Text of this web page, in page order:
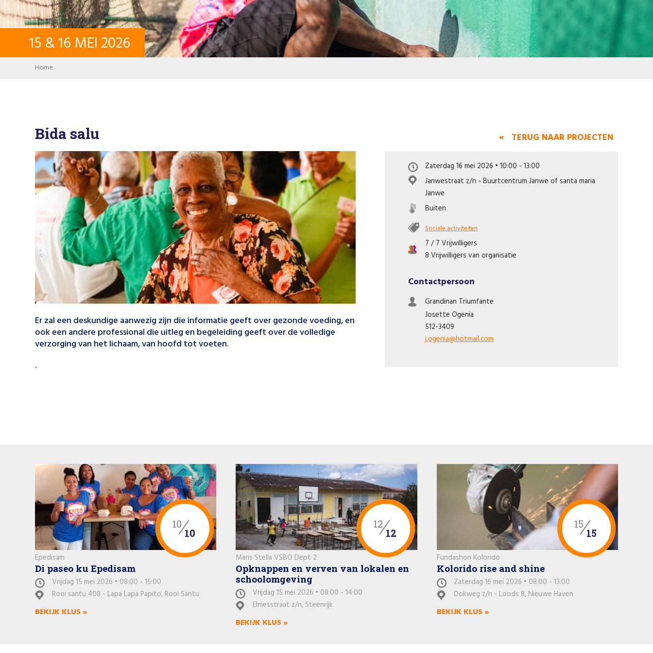
15 &16 MEI 2026
Breadcrumb
Home
Bida salu
Er zal een deskundige aanwezig zijn die informatie geeft over gezonde voeding, en
ook een andere professional die uitleg en begeleiding geeft over de volledige
verzorging van het lichaam, van hoofd tot voeten.
.
« TERUG NAAR PROJECTEN
Zaterdag 16 mei 2026 • 10:00 - 13:00
Janwestraat z/n - Buurtcentrum Janwe of santa maria
Janwe
Buiten
Sociale activiteiten
7 / 7 Vrijwilligers
8 Vrijwilligers van organisatie
Contactpersoon
Grandinan Triumfante
Josette Ogenia
512-3409
j.ogenia@hotmail.com
10
10
Epedisam
Di paseo ku Epedisam
Vrijdag 15 mei 2026 • 08:00 - 15:00
Rooi santu 408 - Lapa Lapa Papito, Rooi Santu
BEKIJK KLUS »
12
12
Maris Stella VSBO Dept 2
Opknappen en verven van lokalen en
schoolomgeving
Vrijdag 15 mei 2026 • 08:00 - 14:00
Elmesstraat z/n, Steenrijk
BEKIJK KLUS »
15
15
Fundashon Kolorido
Kolorido rise and shine
Zaterdag 16 mei 2026 • 08:00 - 13:00
Dokweg z/n - Loods 8, Nieuwe Haven
BEKIJK KLUS »